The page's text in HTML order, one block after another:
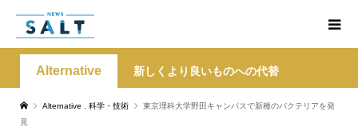
Alternative 新しくより良いものへの代替
Alternative 科学・技術
東京理科大学野田キャンパスで新種のバクテリアを発
見